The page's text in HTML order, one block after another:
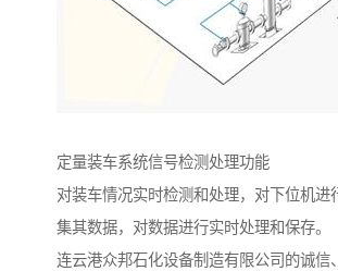
定量装车系统信号检测处理功能
对装车情况实时检测和处理，对下位机进
集其数据，对数据进行实时处理和保存。
连云港众邦石化设备制造有限公司的诚信